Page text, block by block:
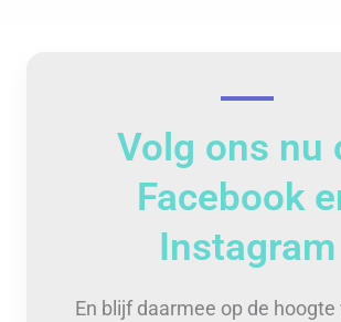
Volg ons nu
Facebook
Instagram
En blijf daarmee op de hoogte